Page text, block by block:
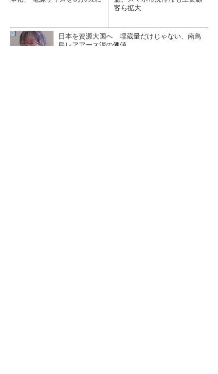
客ら拡大
日本を資源大国へ 埋蔵量だけじゃない、南鳥
島レアアース泥の価値